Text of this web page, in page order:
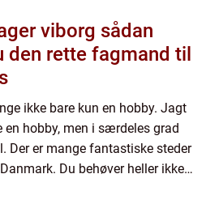
viborg sådan
den rette fagmand til
ikke bare kun en hobby. Jagt
en hobby, men i særdeles grad
Der er mange fantastiske steder
Du behøver heller ikke